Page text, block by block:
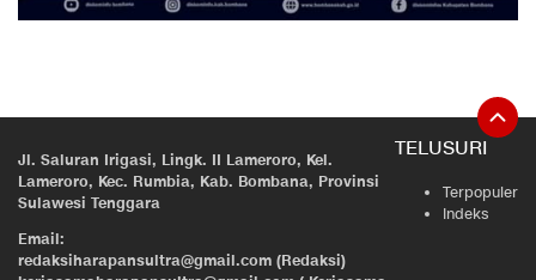
Jl. Saluran Irigasi, Lingk. II Lameroro, Kel.
Lameroro, Kec. Rumbia, Kab. Bombana, Provinsi
Sulawesi Tenggara
Email:
redaksiharapansultra@gmail.com (Redaksi)
TELUSURI
Terpopuler
Indeks